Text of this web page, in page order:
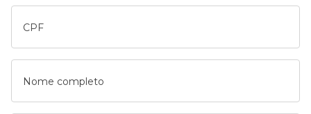
CPF
Nome completo